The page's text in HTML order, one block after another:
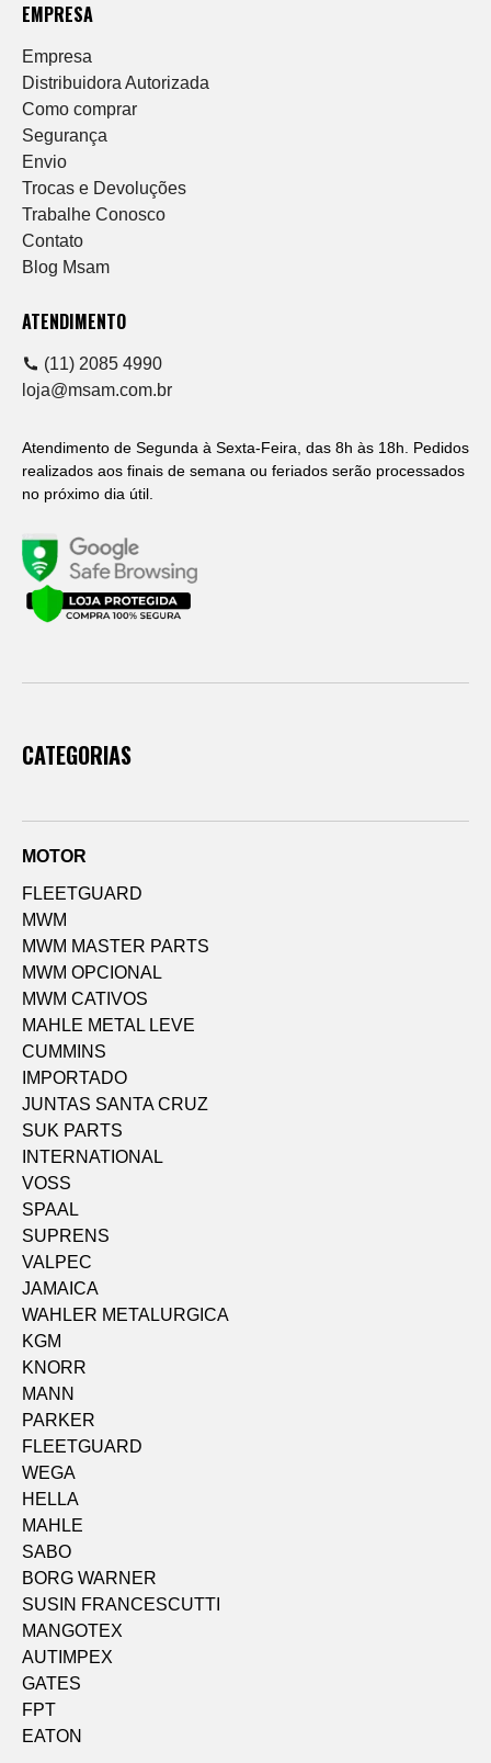
EMPRESA
Empresa
Distribuidora Autorizada
Como comprar
Segurança
Envio
Trocas e Devoluções
Trabalhe Conosco
Contato
Blog Msam
ATENDIMENTO
(11) 2085 4990
loja@msam.com.br
Atendimento de Segunda à Sexta-Feira, das 8h às 18h. Pedidos
realizados aos finais de semana ou feriados serão processados
no próximo dia útil.
CATEGORIAS
MOTOR
FLEETGUARD
MWM
MWM MASTER PARTS
MWM OPCIONAL
MWM CATIVOS
MAHLE METAL LEVE
CUMMINS
IMPORTADO
JUNTAS SANTA CRUZ
SUK PARTS
INTERNATIONAL
VOSS
SPAAL
SUPRENS
VALPEC
JAMAICA
WAHLER METALURGICA
KGM
KNORR
MANN
PARKER
FLEETGUARD
WEGA
HELLA
MAHLE
SABO
BORG WARNER
SUSIN FRANCESCUTTI
MANGOTEX
AUTIMPEX
GATES
FPT
EATON